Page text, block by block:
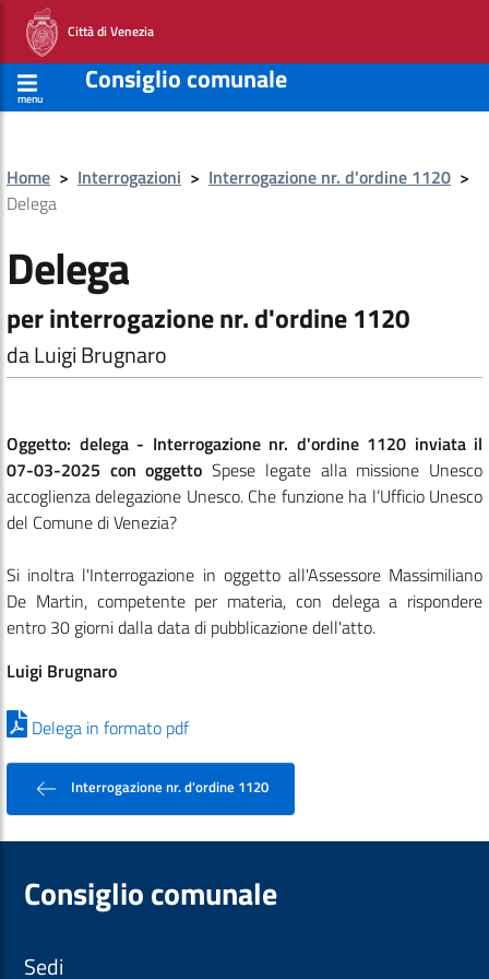
Città di Venezia
menu
Consiglio comunale
Home > Interrogazioni > Interrogazione nr. d'ordine 1120 >
Delega
Delega
per interrogazione nr. d'ordine 1120
da Luigi Brugnaro
Oggetto: delega - Interrogazione nr. d'ordine 1120 inviata il
07-03-2025 con oggetto Spese legate alla missione Unesco
accoglienza delegazione Unesco. Che funzione ha l’Ufficio Unesco
del Comune di Venezia?
Si inoltra l'Interrogazione in oggetto all'Assessore Massimiliano
De Martin, competente per materia, con delega a rispondere
entro 30 giorni dalla data di pubblicazione dell'atto.
Luigi Brugnaro
Delega in formato pdf
Interrogazione nr. d'ordine 1120
Consiglio comunale
Sedi